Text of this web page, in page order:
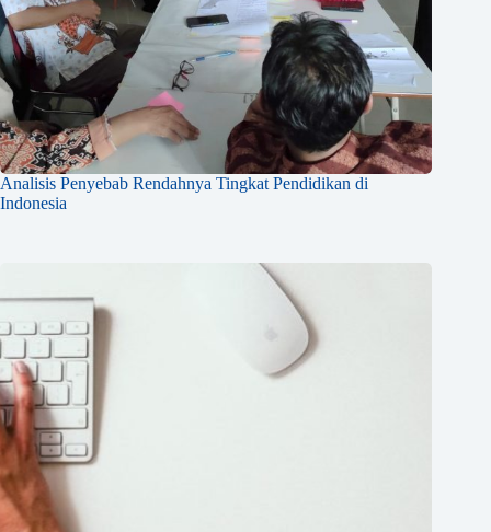
Analisis Penyebab Rendahnya Tingkat Pendidikan di
Indonesia